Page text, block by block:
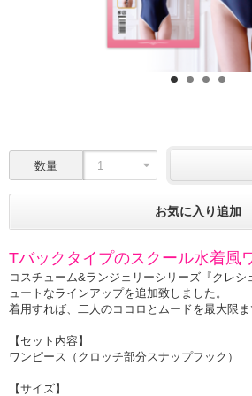
数量
お気に入り追加
Tバックタイプのスクール水着風
コスチューム&ランジェリーシリーズ『クレシ
ュートなラインアップを追加致しました。
着用すれば、二人のココロとムードを最大限ま
【セット内容】
ワンピース（クロッチ部分スナップフック）
【サイズ】